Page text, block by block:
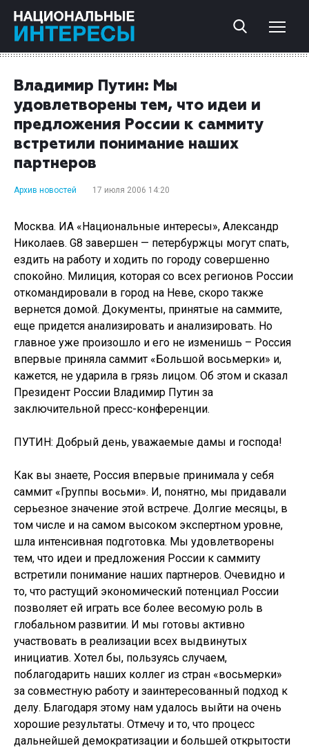
Владимир Путин: Мы
удовлетворены тем, что идеи и
предложения России к саммиту
встретили понимание наших
партнеров
Архив новостей 17 июля 2006 14:20
Москва. ИА «Национальные интересы», Александр
Николаев. G8 завершен — петербуржцы могут спать,
ездить на работу и ходить по городу совершенно
спокойно. Милиция, которая со всех регионов России
откомандировали в город на Неве, скоро также
вернется домой. Документы, принятые на саммите,
еще придется анализировать и анализировать. Но
главное уже произошло и его не изменишь – Россия
впервые приняла саммит «Большой восьмерки» и,
кажется, не ударила в грязь лицом. Об этом и сказал
Президент России Владимир Путин за
заключительной пресс-конференции.
ПУТИН: Добрый день, уважаемые дамы и господа!
Как вы знаете, Россия впервые принимала у себя
саммит «Группы восьми». И, понятно, мы придавали
серьезное значение этой встрече. Долгие месяцы, в
том числе и на самом высоком экспертном уровне,
шла интенсивная подготовка. Мы удовлетворены
тем, что идеи и предложения России к саммиту
встретили понимание наших партнеров. Очевидно и
то, что растущий экономический потенциал России
позволяет ей играть все более весомую роль в
глобальном развитии. И мы готовы активно
участвовать в реализации всех выдвинутых
инициатив. Хотел бы, пользуясь случаем,
поблагодарить наших коллег из стран «восьмерки»
за совместную работу и заинтересованный подход к
делу. Благодаря этому нам удалось выйти на очень
хорошие результаты. Отмечу и то, что процесс
дальнейшей демократизации и большей открытости